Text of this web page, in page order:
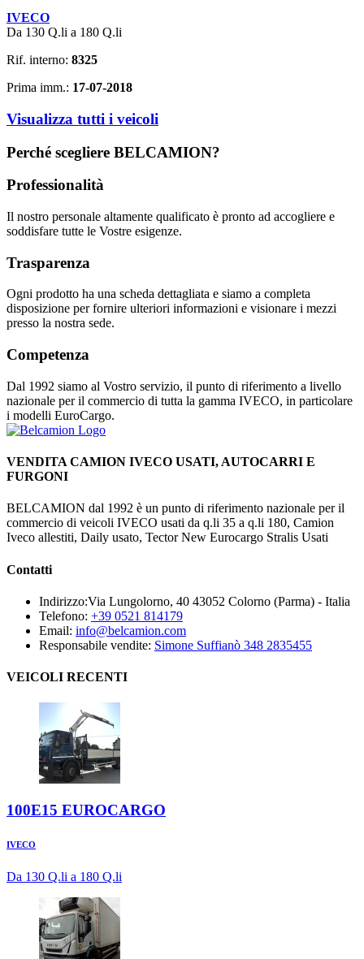
IVECO
Da 130 Q.li a 180 Q.li
Rif. interno: 8325
Prima imm.: 17-07-2018
Visualizza tutti i veicoli
Perché scegliere BELCAMION?
Professionalità
Il nostro personale altamente qualificato è pronto ad accogliere e
soddisfare tutte le Vostre esigenze.
Trasparenza
Ogni prodotto ha una scheda dettagliata e siamo a completa
disposizione per fornire ulteriori informazioni e visionare i mezzi
presso la nostra sede.
Competenza
Dal 1992 siamo al Vostro servizio, il punto di riferimento a livello
nazionale per il commercio di tutta la gamma IVECO, in particolare
i modelli EuroCargo.
VENDITA CAMION IVECO USATI, AUTOCARRI E
FURGONI
BELCAMION dal 1992 è un punto di riferimento nazionale per il
commercio di veicoli IVECO usati da q.li 35 a q.li 180, Camion
Iveco allestiti, Daily usato, Tector New Eurocargo Stralis Usati
Contatti
Indirizzo:Via Lungolorno, 40 43052 Colorno (Parma) - Italia
Telefono: +39 0521 814179
Email: info@belcamion.com
Responsabile vendite: Simone Suffianò 348 2835455
VEICOLI RECENTI
100E15 EUROCARGO
IVECO
Da 130 Q.li a 180 Q.li